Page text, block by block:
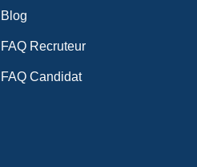
Blog
FAQ Recruteur
FAQ Candidat